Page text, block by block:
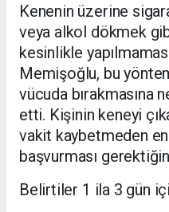
Kenenin üzerine
veya alkol dökmek
kesinlikle
Memişoğlu, bu
vücuda bırakmasına
etti. Kişinin keneyi
vakit kaybetmeden en
başvurması
Belirtiler 1 ila 3 gün